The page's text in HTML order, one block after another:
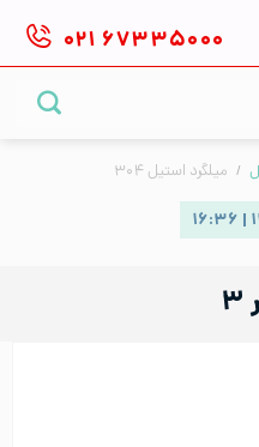
۰۲۱ ۶۷۳۳۵۰۰۰
/ میلگرد استیل ۳۰۴